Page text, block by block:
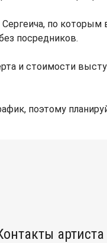
по
посредников.
и стоимости
поэтому